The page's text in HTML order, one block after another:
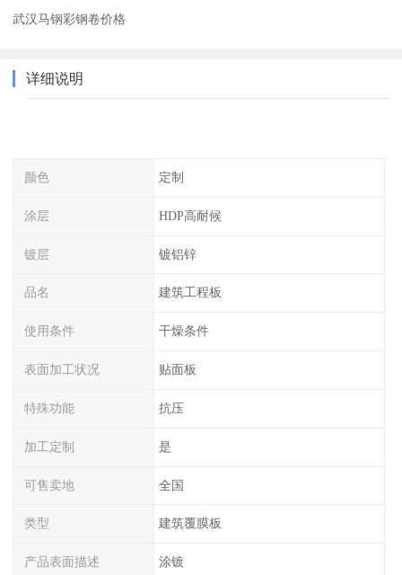
武汉马钢彩钢卷价格
详细说明
颜色 定制
涂层 HDP高耐候
镀层 镀铝锌
品名 建筑工程板
使用条件 干燥条件
表面加工状况 贴面板
特殊功能 抗压
加工定制 是
可售卖地 全国
类型 建筑覆膜板
产品表面描述 涂镀